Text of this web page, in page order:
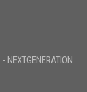
NEXTGENERATION